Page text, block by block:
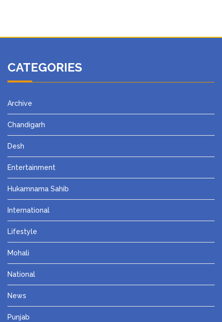
CATEGORIES
Archive
Chandigarh
Desh
Entertainment
Hukamnama Sahib
International
Lifestyle
Mohali
National
News
Punjab